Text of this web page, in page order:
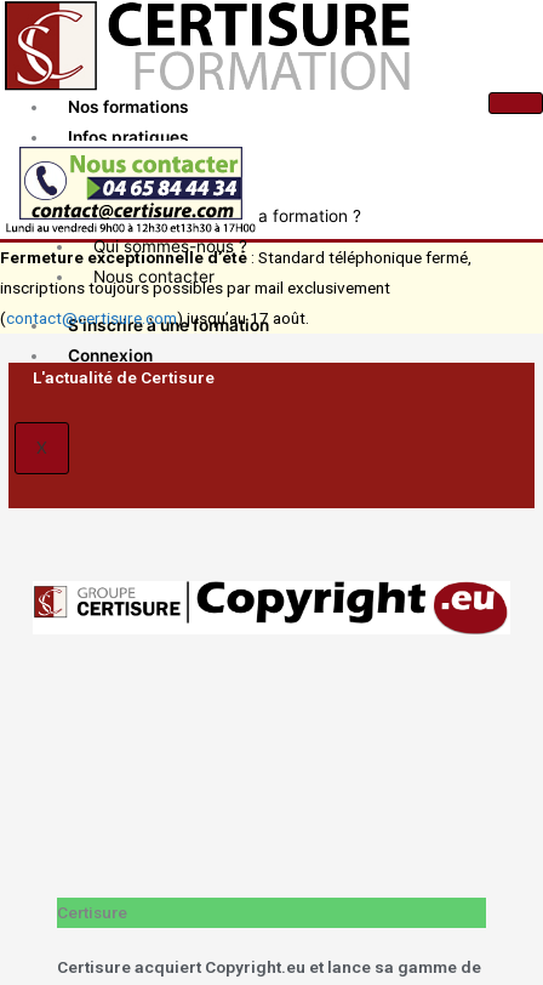
contenu
Nos formations
Infos pratiques
Actualités
Comment financer ma formation ?
Qui sommes-nous ?
Nous contacter
S’inscrire à une formation
Connexion
X
Fermeture exceptionnelle d’été : Standard téléphonique fermé,
inscriptions toujours possibles par mail exclusivement
(contact@certisure.com) jusqu’au 17 août.
L'actualité de Certisure
Certisure
Certisure acquiert Copyright.eu et lance sa gamme de